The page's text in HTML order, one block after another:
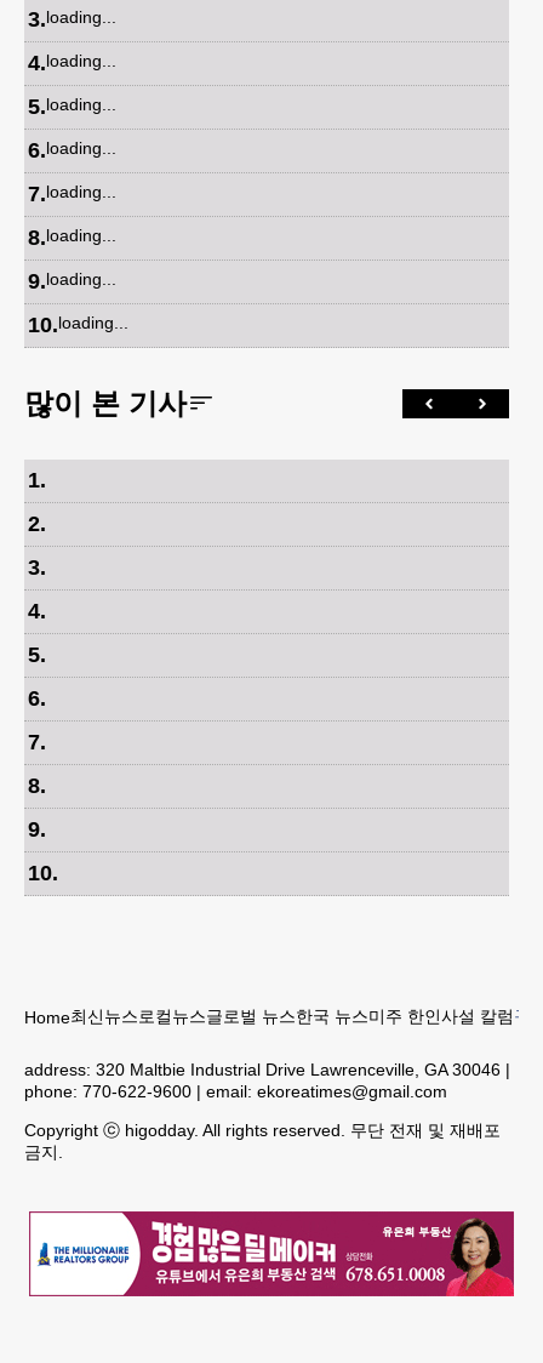
3.loading...
4.loading...
5.loading...
6.loading...
7.loading...
8.loading...
9.loading...
10.loading...
많이 본 기사
1.
2.
3.
4.
5.
6.
7.
8.
9.
10.
Home최신뉴스로컬뉴스글로벌 뉴스한국 뉴스미주 한인사설 칼럼구
address: 320 Maltbie Industrial Drive Lawrenceville, GA 30046 |
phone: 770-622-9600 | email: ekoreatimes@gmail.com
Copyright ⓒ higodday. All rights reserved. 무단 전재 및 재배포
금지.